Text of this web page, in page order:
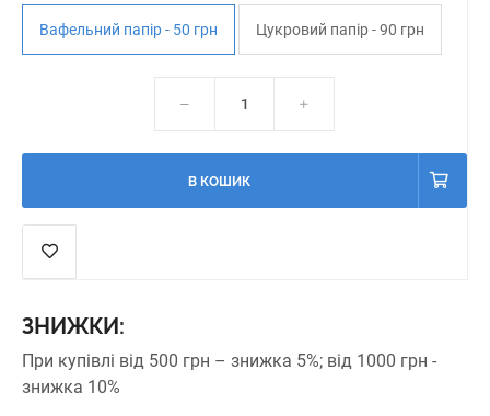
Вафельний папір - 50 грн Цукровий папір - 90 грн
В КОШИК
ЗНИЖКИ:
При купівлі від 500 грн – знижка 5%; від 1000 грн -
знижка 10%